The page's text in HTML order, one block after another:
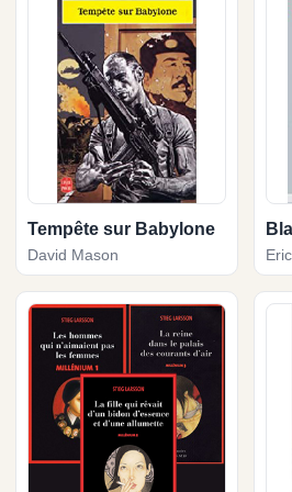
Tempête sur Babylone
David Mason